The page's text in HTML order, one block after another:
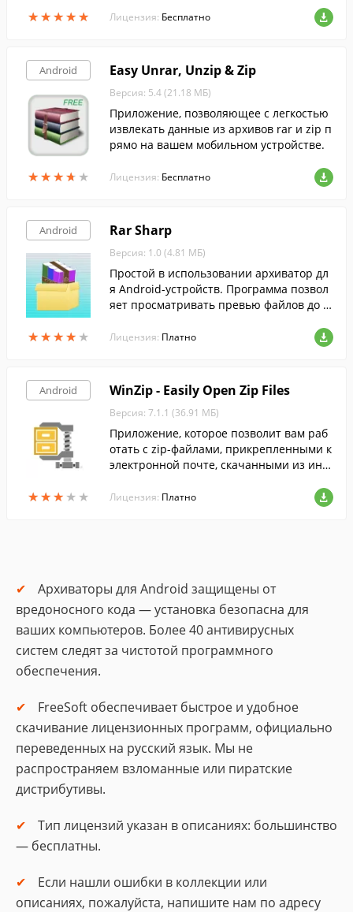
★★★★★
★★★★★ Лицензия: Бесплатно
Android
★★★★ ★
★★★★ ★
Easy Unrar, Unzip & Zip
Версия: 5.4 (21.18 МБ)
Приложение, позволяющее с легкостью
извлекать данные из архивов rar и zip п
рямо на вашем мобильном устройстве.
Лицензия: Бесплатно
Android
★★★★ ★
★★★★ ★
Rar Sharp
Версия: 1.0 (4.81 МБ)
Простой в использовании архиватор дл
я Android-устройств. Программа позвол
яет просматривать превью файлов до и
хивами, защищенными паролем.
Лицензия: Платно
Android
★★★ ★ ★
★★★ ★ ★
WinZip - Easily Open Zip Files
Версия: 7.1.1 (36.91 МБ)
Приложение, которое позволит вам раб
отать с zip-файлами, прикрепленными к
электронной почте, скачанными из инт
или в памяти вашего мобильного устрой
Лицензия: Платно
Архиваторы для Android защищены от
вредоносного кода — установка безопасна для
ваших компьютеров. Более 40 антивирусных
систем следят за чистотой программного
обеспечения.
FreeSoft обеспечивает быстрое и удобное
скачивание лицензионных программ, официально
переведенных на русский язык. Мы не
распространяем взломанные или пиратские
дистрибутивы.
Тип лицензий указан в описаниях: большинство
— бесплатны.
Если нашли ошибки в коллекции или
описаниях, пожалуйста, напишите нам по адресу